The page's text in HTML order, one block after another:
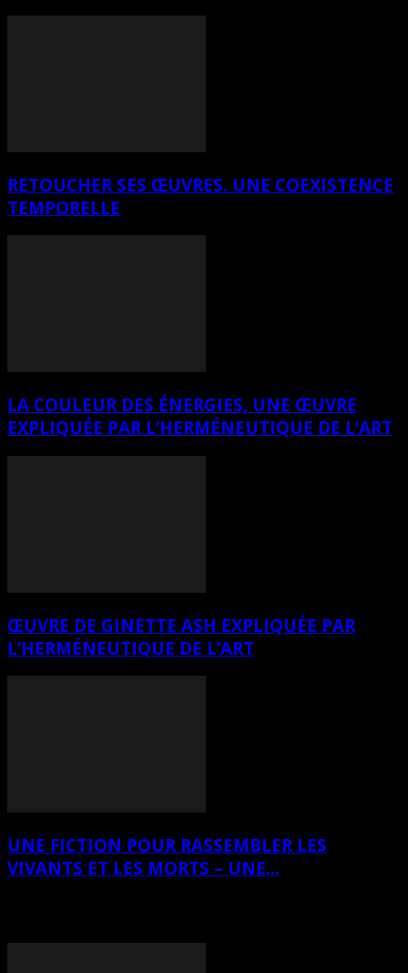
RETOUCHER SES ŒUVRES. UNE COEXISTENCE
TEMPORELLE
LA COULEUR DES ÉNERGIES, UNE ŒUVRE
EXPLIQUÉE PAR L’HERMÉNEUTIQUE DE L’ART
ŒUVRE DE GINETTE ASH EXPLIQUÉE PAR
L’HERMÉNEUTIQUE DE L’ART
UNE FICTION POUR RASSEMBLER LES
VIVANTS ET LES MORTS – UNE...